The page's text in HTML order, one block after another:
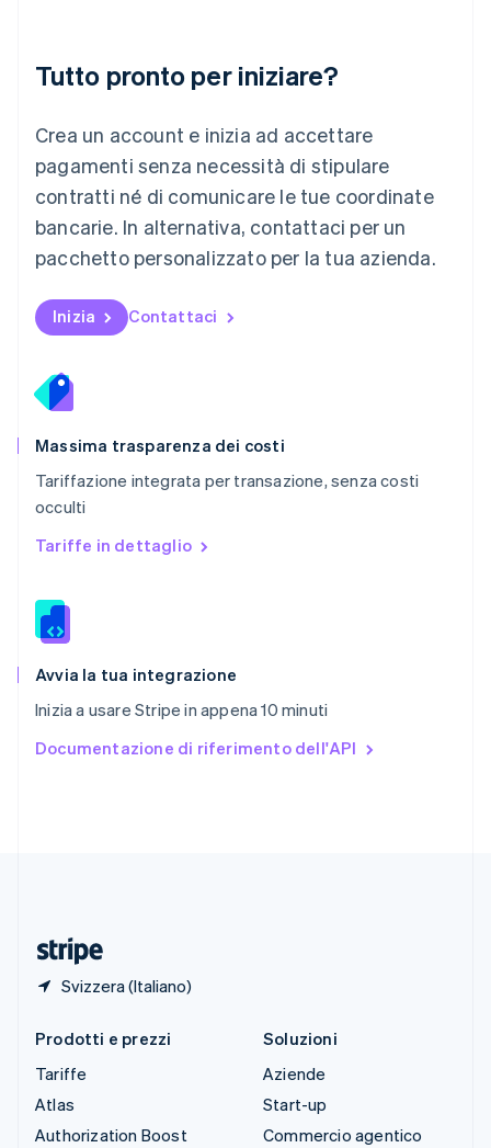
Tutto pronto per iniziare?
Crea un account e inizia ad accettare
pagamenti senza necessità di stipulare
contratti né di comunicare le tue coordinate
bancarie. In alternativa, contattaci per un
pacchetto personalizzato per la tua azienda.
Inizia Contattaci
Massima trasparenza dei costi
Tariffazione integrata per transazione, senza costi
occulti
Tariffe in dettaglio
Avvia la tua integrazione
Inizia a usare Stripe in appena 10 minuti
Documentazione di riferimento dell'API
Svizzera (Italiano)
Malta
English
EspañolEnglish
Norvegia
English
Nuova Zelanda
English
NederlandsEnglish
English
Portogallo
RAS di Hong Kong, Cina
English
English
English
Romania
English
Slovacchia
Slovenia
English Italiano
EspañolEnglish
English Español 简体中文
Prodotti e prezzi
Tariffe
Atlas
Authorization Boost
Soluzioni
Aziende
Start-up
Commercio agentico